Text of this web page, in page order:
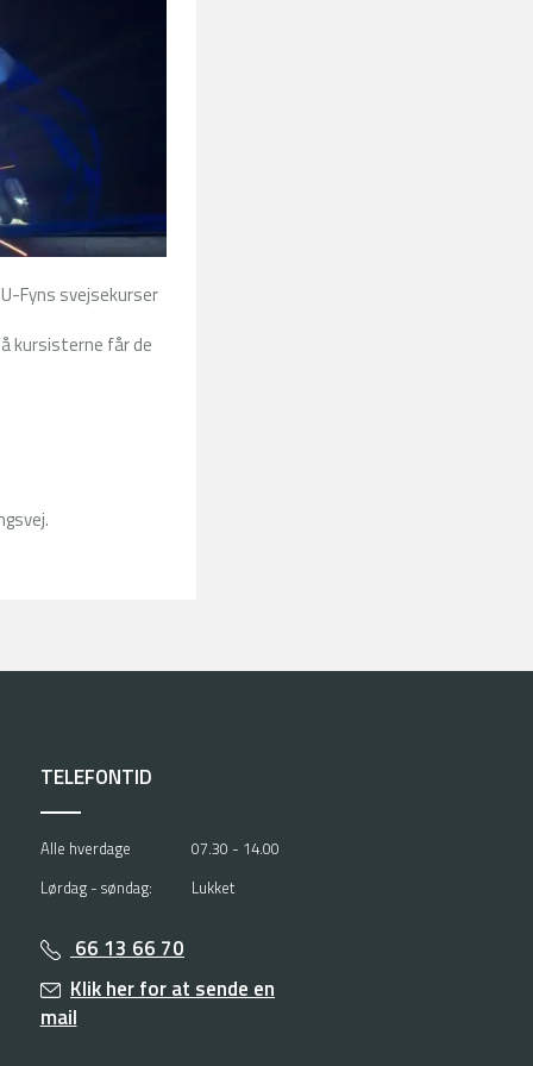
Fyns svejsekurser
kursisterne får de
TELEFONTID
Alle hverdage
07.30 - 14.00
Lørdag - søndag:
Lukket
66 13 66 70
Klik her for at sende en
mail